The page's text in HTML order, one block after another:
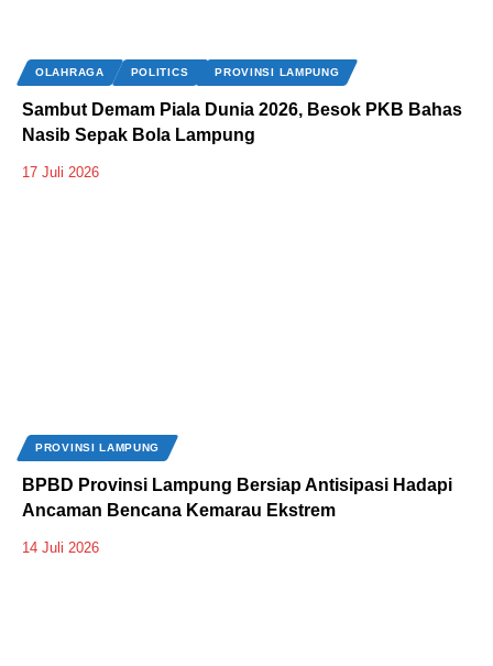
OLAHRAGA POLITICS PROVINSI LAMPUNG
Sambut Demam Piala Dunia 2026, Besok PKB Bahas
Nasib Sepak Bola Lampung
17 Juli 2026
PROVINSI LAMPUNG
BPBD Provinsi Lampung Bersiap Antisipasi Hadapi
Ancaman Bencana Kemarau Ekstrem
14 Juli 2026